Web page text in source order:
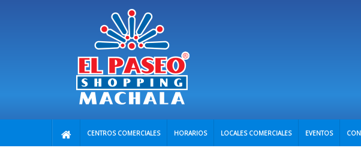
CENTROS COMERCIALES HORARIOS LOCALES COMERCIALES EVENTOS